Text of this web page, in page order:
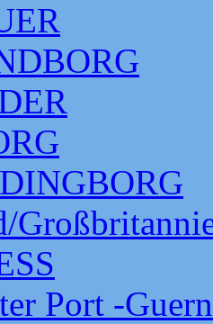
Port -